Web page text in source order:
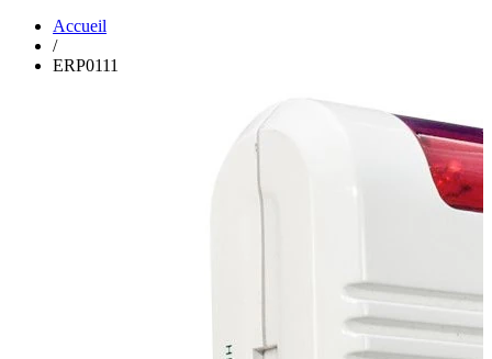
Accueil
/
ERP0111